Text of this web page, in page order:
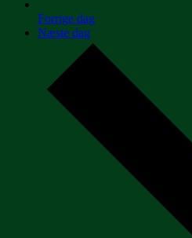
Forrige dag
Næste dag